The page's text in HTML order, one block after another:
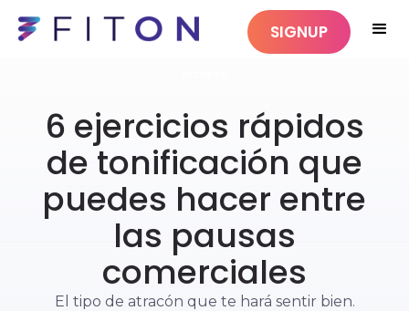
SIGNUP
6 ejercicios rápidos
de tonificación que
puedes hacer entre
las pausas
comerciales
El tipo de atracón que te hará sentir bien.